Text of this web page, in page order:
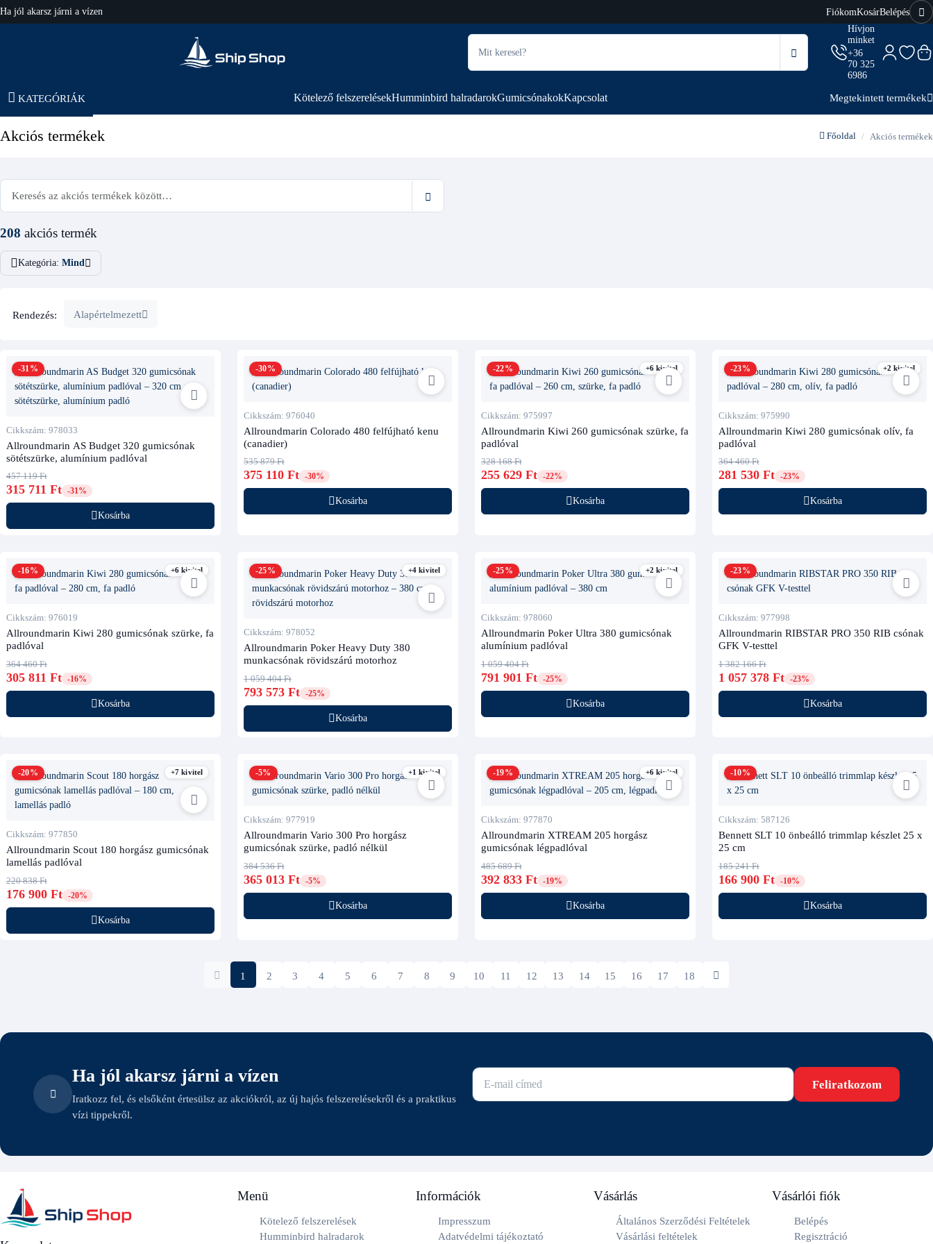
Ha jól akarsz járni a vízen
hajo-felszereles.hu
FiókomKosárBelépés
Hívjon
minket
+36
70 325
6986
KATEGÓRIÁK Kötelező felszerelésekHumminbird halradarokGumicsónakokKapcsolat Megtekintett termékek
Akciós termékek Főoldal Akciós termékek
208 akciós termék
Kategória: Mind
Rendezés: Alapértelmezett
-31%
Cikkszám: 978033
Allroundmarin AS Budget 320 gumicsónak
sötétszürke, alumínium padlóval
457 119 Ft
315 711 Ft -31%
Kosárba
-30%
Cikkszám: 976040
Allroundmarin Colorado 480 felfújható kenu
(canadier)
535 879 Ft
375 110 Ft -30%
Kosárba
-22% +6 kivitel
Cikkszám: 975997
Allroundmarin Kiwi 260 gumicsónak szürke, fa
padlóval
328 168 Ft
255 629 Ft -22%
Kosárba
-23% +2 kivitel
Cikkszám: 975990
Allroundmarin Kiwi 280 gumicsónak olív, fa
padlóval
364 460 Ft
281 530 Ft -23%
Kosárba
-16% +6 kivitel
Cikkszám: 976019
Allroundmarin Kiwi 280 gumicsónak szürke, fa
padlóval
364 460 Ft
305 811 Ft -16%
Kosárba
-25% +4 kivitel
Cikkszám: 978052
Allroundmarin Poker Heavy Duty 380
munkacsónak rövidszárú motorhoz
1 059 404 Ft
793 573 Ft -25%
Kosárba
-25% +2 kivitel
Cikkszám: 978060
Allroundmarin Poker Ultra 380 gumicsónak
alumínium padlóval
1 059 404 Ft
791 901 Ft -25%
Kosárba
-23%
Cikkszám: 977998
Allroundmarin RIBSTAR PRO 350 RIB csónak
GFK V-testtel
1 382 166 Ft
1 057 378 Ft -23%
Kosárba
-20% +7 kivitel
Cikkszám: 977850
Allroundmarin Scout 180 horgász gumicsónak
lamellás padlóval
220 838 Ft
176 900 Ft -20%
Kosárba
-5% +1 kivitel
Cikkszám: 977919
Allroundmarin Vario 300 Pro horgász
gumicsónak szürke, padló nélkül
384 536 Ft
365 013 Ft -5%
Kosárba
-19% +6 kivitel
Cikkszám: 977870
Allroundmarin XTREAM 205 horgász
gumicsónak légpadlóval
485 689 Ft
392 833 Ft -19%
Kosárba
-10%
Cikkszám: 587126
Bennett SLT 10 önbeálló trimmlap készlet 25 x
25 cm
185 241 Ft
166 900 Ft -10%
Kosárba
1 2 3 4 5 6 7 8 9 10 11 12 13 14 15 16 17 18
Ha jól akarsz járni a vízen
Iratkozz fel, és elsőként értesülsz az akciókról, az új hajós felszerelésekről és a praktikus
vízi tippekről.
E-mail cím
Feliratkozom
Menü
Kötelező felszerelések
Humminbird halradarok
Információk
Impresszum
Adatvédelmi tájékoztató
Vásárlás
Általános Szerződési Feltételek
Vásárlási feltételek
Vásárlói fiók
Belépés
Regisztráció